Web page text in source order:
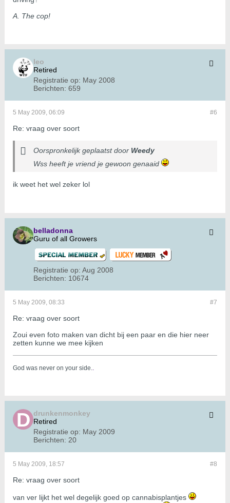
A. The cop!
leo
Retired
Registratie op: May 2008
Berichten: 659
#6
5 May 2009, 06:09
Re: vraag over soort
Oorspronkelijk geplaatst door Weedy
Wss heeft je vriend je gewoon genaaid
ik weet het wel zeker lol
belladonna
Guru of all Growers
Registratie op: Aug 2008
Berichten: 10674
#7
5 May 2009, 08:33
Re: vraag over soort
Zoui even foto maken van dicht bij een paar en die hier neer
zetten kunne we mee kijken
God was never on your side..
drunkenmonkey
Retired
Registratie op: May 2009
Berichten: 20
#8
5 May 2009, 18:57
Re: vraag over soort
van ver lijkt het wel degelijk goed op cannabisplantjes